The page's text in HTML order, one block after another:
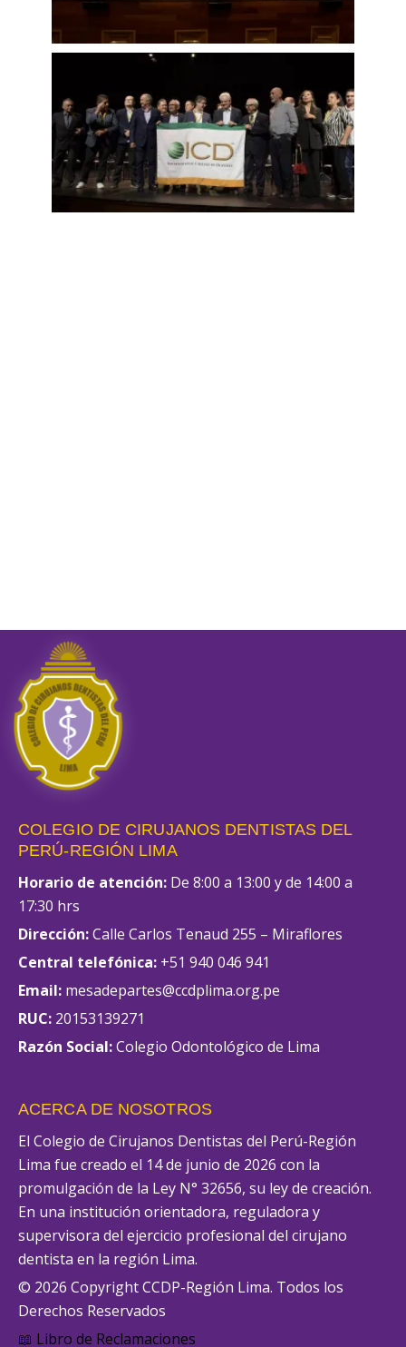
COLEGIO DE CIRUJANOS DENTISTAS DEL
PERÚ-REGIÓN LIMA
Horario de atención: De 8:00 a 13:00 y de 14:00 a
17:30 hrs
Dirección:Calle Carlos Tenaud 255 – Miraflores
Central telefónica: +51 940 046 941
Email: mesadepartes@ccdplima.org.pe
RUC: 20153139271
Razón Social:Colegio Odontológico de Lima
ACERCA DE NOSOTROS
El Colegio de Cirujanos Dentistas del Perú-Región
Lima fue creado el 14 de junio de 2026 con la
promulgación de la Ley N° 32656, su ley de creación.
En una institución orientadora, reguladora y
supervisora del ejercicio profesional del cirujano
dentista en la región Lima.
© 2026 Copyright CCDP-Región Lima. Todos los
Derechos Reservados
📖 Libro de Reclamaciones